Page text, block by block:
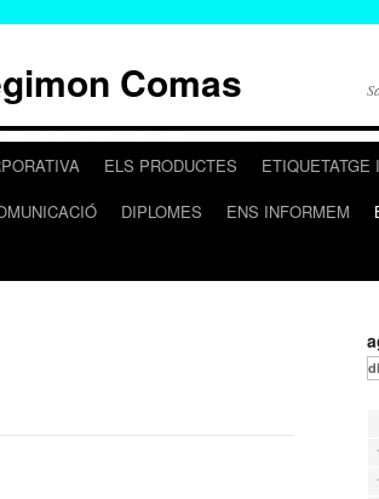
Comas
ELS PRODUCTES ETIQUETATGE
DIPLOMES ENS INFORMEM